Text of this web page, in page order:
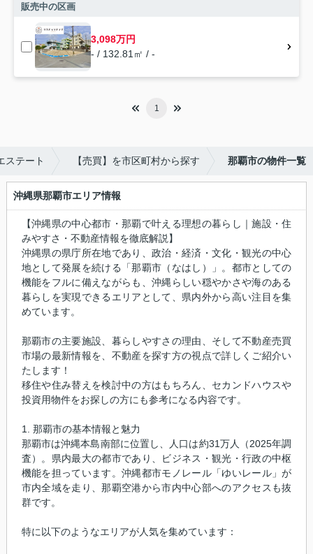
販売中の区画
3,098万円
- / 132.81㎡ / -
1
ステート 【売買】を市区町村から探す 那覇市の物件一覧
沖縄県那覇市エリア情報
【沖縄県の中心都市・那覇で叶える理想の暮らし｜施設・住
みやすさ・不動産情報を徹底解説】
沖縄県の県庁所在地であり、政治・経済・文化・観光の中心
地として発展を続ける「那覇市（なはし）」。都市としての
機能をフルに備えながらも、沖縄らしい穏やかさや海のある
暮らしを実現できるエリアとして、県内外から高い注目を集
めています。
那覇市の主要施設、暮らしやすさの理由、そして不動産売買
市場の最新情報を、不動産を探す方の視点で詳しくご紹介い
たします！
移住や住み替えを検討中の方はもちろん、セカンドハウスや
投資用物件をお探しの方にも参考になる内容です。
1. 那覇市の基本情報と魅力
那覇市は沖縄本島南部に位置し、人口は約31万人（2025年調
査）。県内最大の都市であり、ビジネス・観光・行政の中枢
機能を担っています。沖縄都市モノレール「ゆいレール」が
市内全域を走り、那覇空港から市内中心部へのアクセスも抜
群です。
特に以下のようなエリアが人気を集めています：